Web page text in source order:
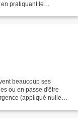
pratiquant le
beaucoup ses
ou en passe d'être
(appliqué nulle